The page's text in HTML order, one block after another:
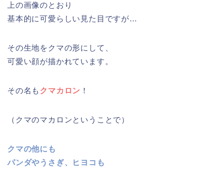
上の画像のとおり
基本的に可愛らしい見た目ですが…
その生地をクマの形にして、
可愛い顔が描かれています。
その名も クマカロン ！
（クマのマカロンということで）
クマの他にも
パンダやうさぎ、ヒヨコも